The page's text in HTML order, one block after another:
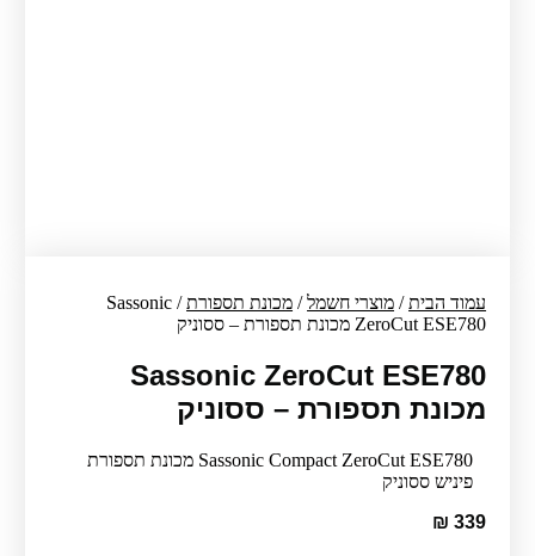
עמוד הבית/ מוצרי חשמל/ מכונת תספורת
/ Sassonic
ZeroCut ESE780 מכונת תספורת – ססוניק
Sassonic ZeroCut ESE780
מכונת תספורת – ססוניק
Sassonic Compact ZeroCut ESE780 מכונת תספורת
פיניש ססוניק
₪ 339